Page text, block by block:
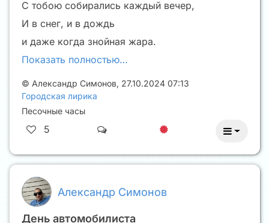
С тобою собирались каждый вечер,
И в снег, и в дождь
и даже когда знойная жара.
Показать полностью…
© Александр Симонов, 27.10.2024 07:13
Городская лирика
Песочные часы
5
Александр Симонов
День автомобилиста